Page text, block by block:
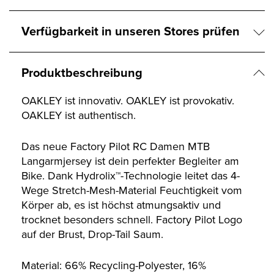
Verfügbarkeit in unseren Stores prüfen
Produktbeschreibung
OAKLEY ist innovativ. OAKLEY ist provokativ.
OAKLEY ist authentisch.
Das neue Factory Pilot RC Damen MTB
Langarmjersey ist dein perfekter Begleiter am
Bike. Dank Hydrolix™-Technologie leitet das 4-
Wege Stretch-Mesh-Material Feuchtigkeit vom
Körper ab, es ist höchst atmungsaktiv und
trocknet besonders schnell. Factory Pilot Logo
auf der Brust, Drop-Tail Saum.
Material: 66% Recycling-Polyester, 16%